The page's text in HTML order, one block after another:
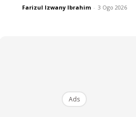
Farizul Izwany Ibrahim - 3 Ogo 2026
Ads